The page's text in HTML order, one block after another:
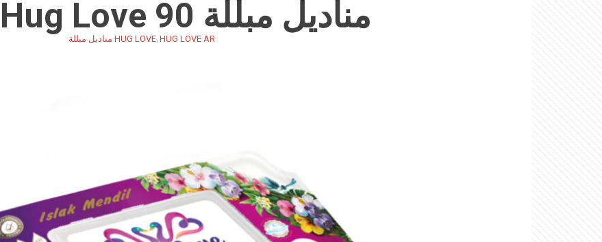
مناديل مبللة Hug Love 90 قطعة
HUG LOVE AR
,HUG LOVE مناديل مبللة